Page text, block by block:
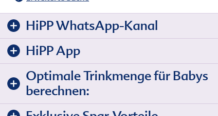
HiPP WhatsApp-Kanal
HiPP App
Optimale Trinkmenge für Babys
berechnen: